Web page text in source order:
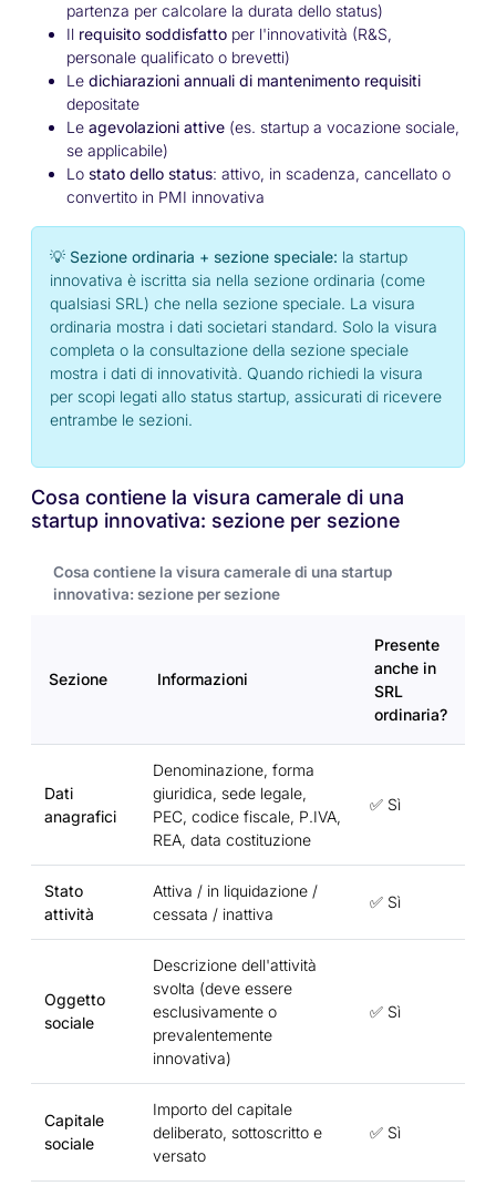
partenza per calcolare la durata dello status)
Il requisito soddisfatto per l'innovatività (R&S,
personale qualificato o brevetti)
Le dichiarazioni annuali di mantenimento requisiti
depositate
Le agevolazioni attive (es. startup a vocazione sociale,
se applicabile)
Lo stato dello status: attivo, in scadenza, cancellato o
convertito in PMI innovativa
💡 Sezione ordinaria + sezione speciale: la startup
innovativa è iscritta sia nella sezione ordinaria (come
qualsiasi SRL) che nella sezione speciale. La visura
ordinaria mostra i dati societari standard. Solo la visura
completa o la consultazione della sezione speciale
mostra i dati di innovatività. Quando richiedi la visura
per scopi legati allo status startup, assicurati di ricevere
entrambe le sezioni.
Cosa contiene la visura camerale di una
startup innovativa: sezione per sezione
Cosa contiene la visura camerale di una startup
innovativa: sezione per sezione
Sezione Informazioni
Presente
anche in
SRL
ordinaria?
Dati
anagrafici
Denominazione, forma
giuridica, sede legale,
PEC, codice fiscale, P.IVA,
REA, data costituzione
✅ Sì
Stato
attività
Attiva / in liquidazione /
cessata / inattiva
✅ Sì
Oggetto
sociale
Descrizione dell'attività
svolta (deve essere
esclusivamente o
prevalentemente
innovativa)
✅ Sì
Capitale
sociale
Importo del capitale
deliberato, sottoscritto e
versato
✅ Sì